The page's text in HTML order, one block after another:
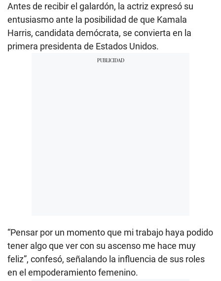
Antes de recibir el galardón, la actriz expresó su
entusiasmo ante la posibilidad de que Kamala
Harris, candidata demócrata, se convierta en la
primera presidenta de Estados Unidos.
“Pensar por un momento que mi trabajo haya podido
tener algo que ver con su ascenso me hace muy
feliz”, confesó, señalando la influencia de sus roles
en el empoderamiento femenino.